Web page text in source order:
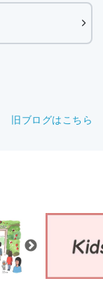
旧ブログはこちら